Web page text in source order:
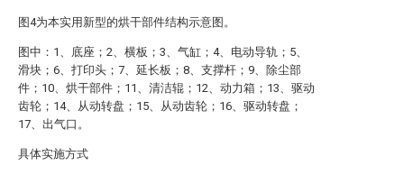
图4为本实用新型的烘干部件结构示意图。
图中：1、底座；2、横板；3、气缸；4、电动导轨；5、
滑块；6、打印头；7、延长板；8、支撑杆；9、除尘部
件；10、烘干部件；11、清洁辊；12、动力箱；13、驱动
齿轮；14、从动转盘；15、从动齿轮；16、驱动转盘；
17、出气口。
具体实施方式